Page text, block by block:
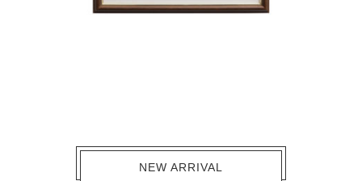
NEW ARRIVAL